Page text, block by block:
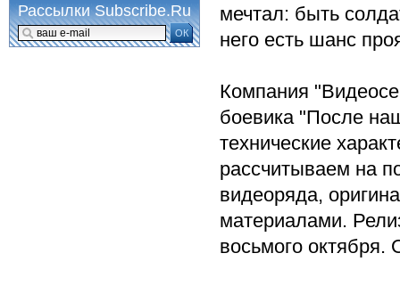
мечтал: быть
него есть шанс
Компания
боевика "После
технические
рассчитываем на
видеоряда,
материалами.
восьмого октября.
Рассылки Subscribe.Ru
ОК